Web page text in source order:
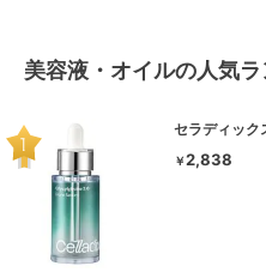
美容液・オイルの人気
セラディック
￥2,838